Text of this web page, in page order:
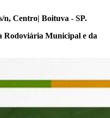
n, Centro| Boituva - SP.
Rodoviária Municipal e da